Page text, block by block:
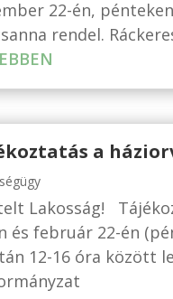
22-én,
rendel.
a
Lakosság!
és február 22-én
12-16 óra között